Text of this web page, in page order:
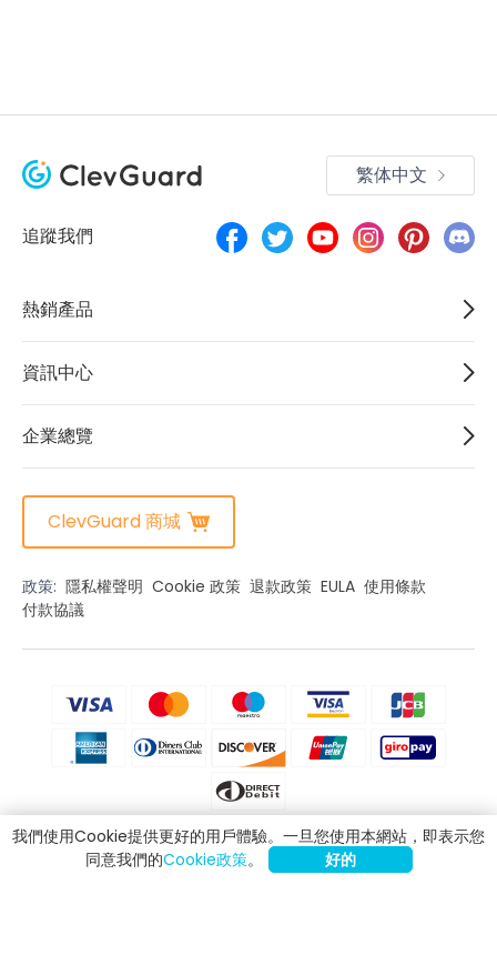
追蹤我們
繁体中文
熱銷產品
資訊中心
企業總覽
ClevGuard 商城
政策: 隱私權聲明 Cookie 政策 退款政策 EULA 使用條款
付款協議
我們使用Cookie提供更好的用戶體驗。一旦您使用本網站，即表示您
同意我們的Cookie政策。 好的